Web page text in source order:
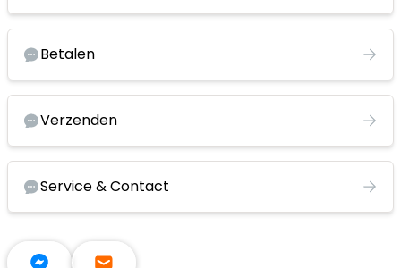
Betalen
Verzenden
Service & Contact